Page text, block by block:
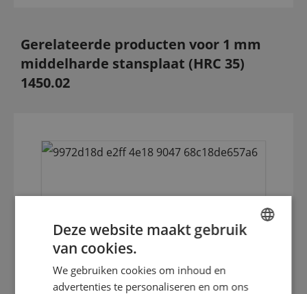
Gerelateerde producten voor 1 mm
middelharde stansplaat (HRC 35)
1450.02
Deze website maakt gebruik
van cookies.
We gebruiken cookies om inhoud en
advertenties te personaliseren en om ons